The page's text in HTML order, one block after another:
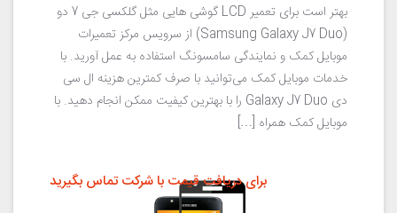
بهتر است برای تعمیر LCD گوشی هایی مثل گلکسی جی 7 دو
(Samsung Galaxy J7 Duo) از سرویس مرکز تعمیرات
موبایل کمک و نمایندگی سامسونگ استفاده به عمل آورید. با
خدمات موبایل کمک می‌توانید با صرف کمترین هزینه ال سی
دی Galaxy J7 Duo را با بهترین کیفیت ممکن انجام دهید. با
موبایل کمک همراه […]
برای دریافت قیمت با شرکت تماس بگیرید